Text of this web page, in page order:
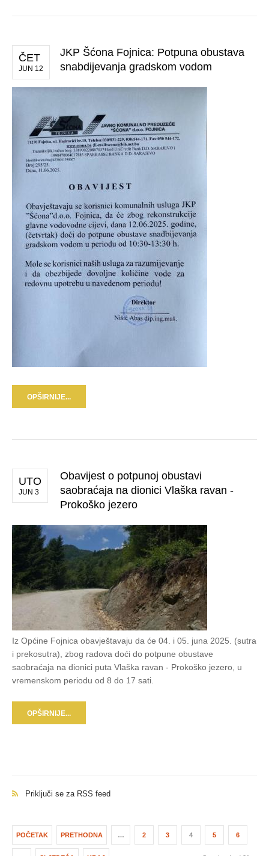
ČET
JUN 12
JKP Šćona Fojnica: Potpuna obustava
snabdijevanja gradskom vodom
OPŠIRNIJE...
UTO
JUN 3
Obavijest o potpunoj obustavi
saobraćaja na dionici Vlaška ravan -
Prokoško jezero
Iz Općine Fojnica obavještavaju da će 04. i 05. juna 2025. (sutra
i prekosutra), zbog radova doći do potpune obustave
saobraćaja na dionici puta Vlaška ravan - Prokoško jezero, u
vremenskom periodu od 8 do 17 sati.
OPŠIRNIJE...
Priključi se za RSS feed
POČETAK PRETHODNA … 2 3 4 5 6